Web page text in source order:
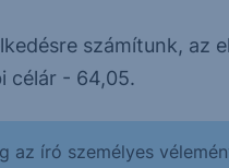
számítunk, az
célár - 64,05.
az író személyes